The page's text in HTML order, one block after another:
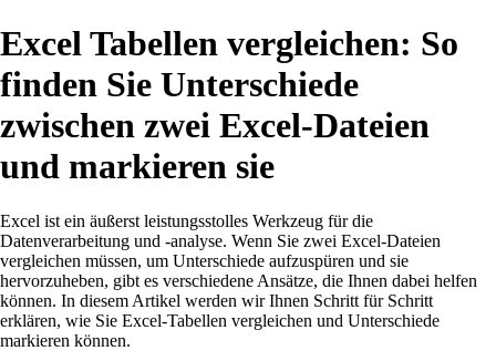
Excel Tabellen vergleichen: So
finden Sie Unterschiede
zwischen zwei Excel-Dateien
und markieren sie
Excel ist ein äußerst leistungsstolles Werkzeug für die
Datenverarbeitung und -analyse. Wenn Sie zwei Excel-Dateien
vergleichen müssen, um Unterschiede aufzuspüren und sie
hervorzuheben, gibt es verschiedene Ansätze, die Ihnen dabei helfen
können. In diesem Artikel werden wir Ihnen Schritt für Schritt
erklären, wie Sie Excel-Tabellen vergleichen und Unterschiede
markieren können.